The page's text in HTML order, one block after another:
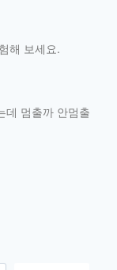
해 보세요.
데 멈출까 안멈출